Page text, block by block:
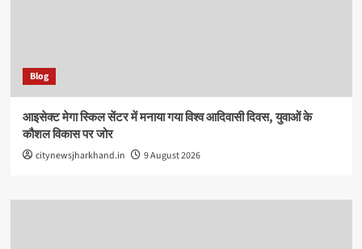
Blog
आइसेक्ट मेगा स्किल सेंटर में मनाया गया विश्व आदिवासी दिवस, युवाओं के
कौशल विकास पर जोर
citynewsjharkhand.in 9 August 2026